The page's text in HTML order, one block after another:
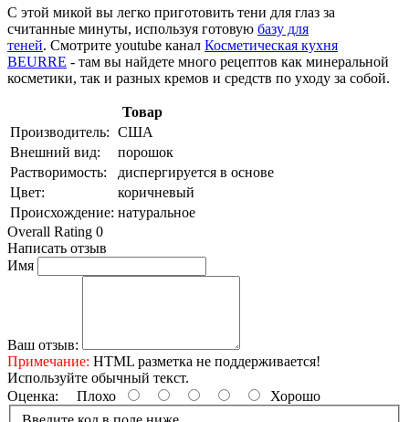
С этой микой вы легко приготовить тени для глаз за
считанные минуты, используя готовую базу для
теней. Смотрите youtube канал Косметическая кухня
BEURRE - там вы найдете много рецептов как минеральной
косметики, так и разных кремов и средств по уходу за собой.
Товар
Производитель: США
Внешний вид:
порошок
Растворимость:
диспергируется в основе
Цвет:
коричневый
Происхождение: натуральное
Overall Rating 0
Написать отзыв
Имя
Ваш отзыв:
Примечание: HTML разметка не поддерживается!
Используйте обычный текст.
Оценка: Плохо
Хорошо